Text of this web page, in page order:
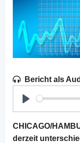
Bericht als
Play
CHICAGO/
derzeit